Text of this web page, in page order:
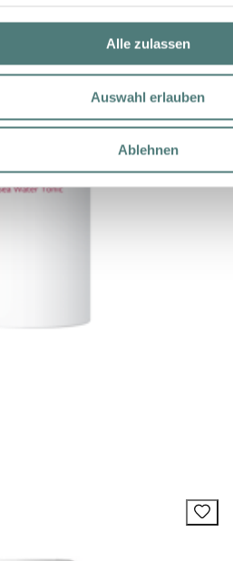
Alle zulassen
Auswahl erlauben
Ablehnen